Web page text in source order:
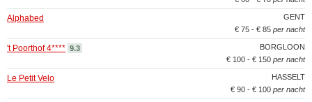
GENT
Alphabed
€ 75 - € 85 per nacht
BORGLOON
't Poorthof 4**** 9.3
€ 100 - € 150 per nacht
HASSELT
Le Petit Velo
€ 90 - € 100 per nacht